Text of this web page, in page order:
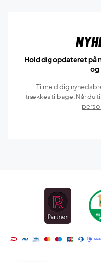
Hold dig opdateret på
og
Tilmeld dig
trækkes tilbage. Når du